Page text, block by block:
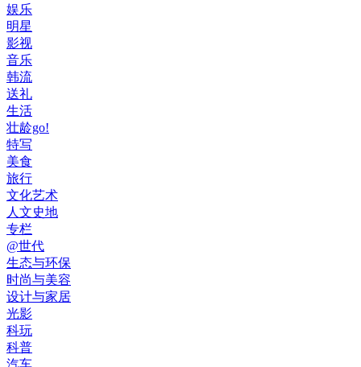
娱乐
明星
影视
音乐
韩流
送礼
生活
壮龄go!
特写
美食
旅行
文化艺术
人文史地
专栏
@世代
生态与环保
时尚与美容
设计与家居
光影
科玩
科普
汽车